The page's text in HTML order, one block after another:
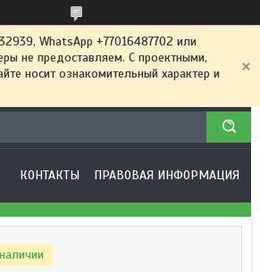
WhatsApp +77016487702 или
не предоставляем. С проектными,
носит ознакомительный характер и
КОНТАКТЫ ПРАВОВАЯ ИНФОРМАЦИЯ